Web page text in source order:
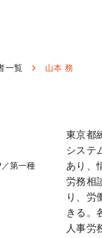
一覧 山本 務
第一種
東京都
システ
あり、
労務相
り、労
きる。
人事労